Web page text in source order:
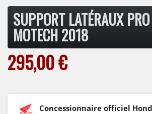
SUPPORT LATÉRAUX
MOTECH 2018
295,00 €
Concessionnaire officiel